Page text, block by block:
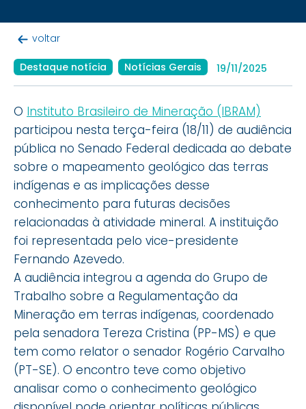
voltar
Destaque notícia Notícias Gerais 19/11/2025
O Instituto Brasileiro de Mineração (IBRAM)
participou nesta terça-feira (18/11) de audiência
pública no Senado Federal dedicada ao debate
sobre o mapeamento geológico das terras
indígenas e as implicações desse
conhecimento para futuras decisões
relacionadas à atividade mineral. A instituição
foi representada pelo vice-presidente
Fernando Azevedo.
A audiência integrou a agenda do Grupo de
Trabalho sobre a Regulamentação da
Mineração em terras indígenas, coordenado
pela senadora Tereza Cristina (PP-MS) e que
tem como relator o senador Rogério Carvalho
(PT-SE). O encontro teve como objetivo
analisar como o conhecimento geológico